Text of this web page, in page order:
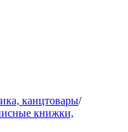
канцтовары/
книжки,